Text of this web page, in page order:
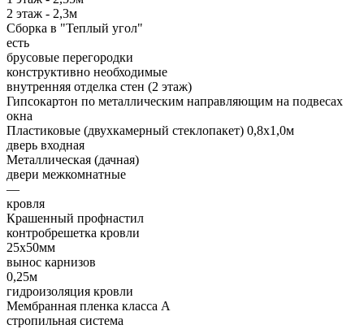
2 этаж - 2,3м
Сборка в "Теплый угол"
есть
брусовые перегородки
конструктивно необходимые
внутренняя отделка стен (2 этаж)
Гипсокартон по металлическим направляющим на подвесах
окна
Пластиковые (двухкамерный стеклопакет) 0,8х1,0м
дверь входная
Металлическая (дачная)
двери межкомнатные
—
кровля
Крашенный профнастил
контробрешетка кровли
25х50мм
вынос карнизов
0,25м
гидроизоляция кровли
Мембранная пленка класса А
стропильная система